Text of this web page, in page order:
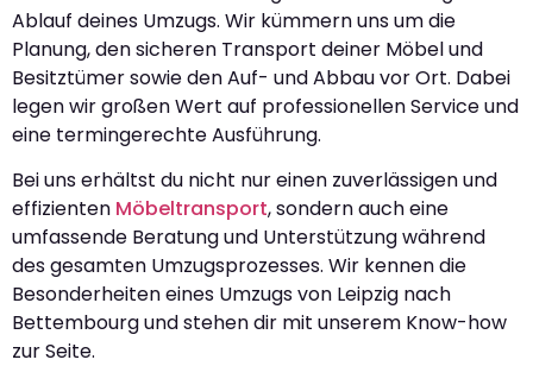
Ablauf deines Umzugs. Wir kümmern uns um die
Planung, den sicheren Transport deiner Möbel und
Besitztümer sowie den Auf- und Abbau vor Ort. Dabei
legen wir großen Wert auf professionellen Service und
eine termingerechte Ausführung.
Bei uns erhältst du nicht nur einen zuverlässigen und
effizienten Möbeltransport, sondern auch eine
umfassende Beratung und Unterstützung während
des gesamten Umzugsprozesses. Wir kennen die
Besonderheiten eines Umzugs von Leipzig nach
Bettembourg und stehen dir mit unserem Know-how
zur Seite.